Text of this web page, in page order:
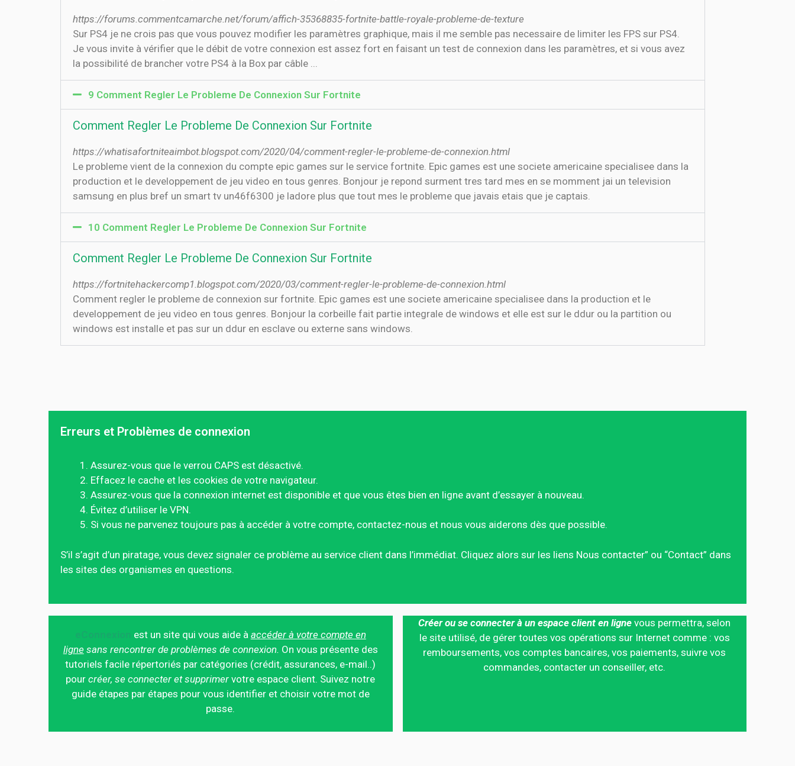
https://forums.commentcamarche.net/forum/affich-35368835-fortnite-battle-royale-probleme-de-texture
Sur PS4 je ne crois pas que vous pouvez modifier les paramètres graphique, mais il me semble pas necessaire de limiter les FPS sur PS4.
Je vous invite à vérifier que le débit de votre connexion est assez fort en faisant un test de connexion dans les paramètres, et si vous avez
la possibilité de brancher votre PS4 à la Box par câble ...
9 Comment Regler Le Probleme De Connexion Sur Fortnite
Comment Regler Le Probleme De Connexion Sur Fortnite
https://whatisafortniteaimbot.blogspot.com/2020/04/comment-regler-le-probleme-de-connexion.html
Le probleme vient de la connexion du compte epic games sur le service fortnite. Epic games est une societe americaine specialisee dans la
production et le developpement de jeu video en tous genres. Bonjour je repond surment tres tard mes en se momment jai un television
samsung en plus bref un smart tv un46f6300 je ladore plus que tout mes le probleme que javais etais que je captais.
10 Comment Regler Le Probleme De Connexion Sur Fortnite
Comment Regler Le Probleme De Connexion Sur Fortnite
https://fortnitehackercomp1.blogspot.com/2020/03/comment-regler-le-probleme-de-connexion.html
Comment regler le probleme de connexion sur fortnite. Epic games est une societe americaine specialisee dans la production et le
developpement de jeu video en tous genres. Bonjour la corbeille fait partie integrale de windows et elle est sur le ddur ou la partition ou
windows est installe et pas sur un ddur en esclave ou externe sans windows.
Erreurs et Problèmes de connexion
Assurez-vous que le verrou CAPS est désactivé.
Effacez le cache et les cookies de votre navigateur.
Assurez-vous que la connexion internet est disponible et que vous êtes bien en ligne avant d’essayer à nouveau.
Évitez d’utiliser le VPN.
Si vous ne parvenez toujours pas à accéder à votre compte, contactez-nous et nous vous aiderons dès que possible.
S’il s’agit d’un piratage, vous devez signaler ce problème au service client dans l’immédiat. Cliquez alors sur les liens Nous contacter” ou “Contact” dans
les sites des organismes en questions.
est un site qui vous aide à accéder à votre compte en
ligne sans rencontrer de problèmes de connexion. On vous présente des
tutoriels facile répertoriés par catégories (crédit, assurances, e-mail..)
pourcréer, se connecter et supprimer votre espace client. Suivez notre
guide étapes par étapes pour vous identifier et choisir votre mot de
passe.
Créer ou se connecter à un espace client en ligne vous permettra, selon
le site utilisé, de gérer toutes vos opérations sur Internet comme : vos
remboursements, vos comptes bancaires, vos paiements, suivre vos
commandes, contacter un conseiller, etc.